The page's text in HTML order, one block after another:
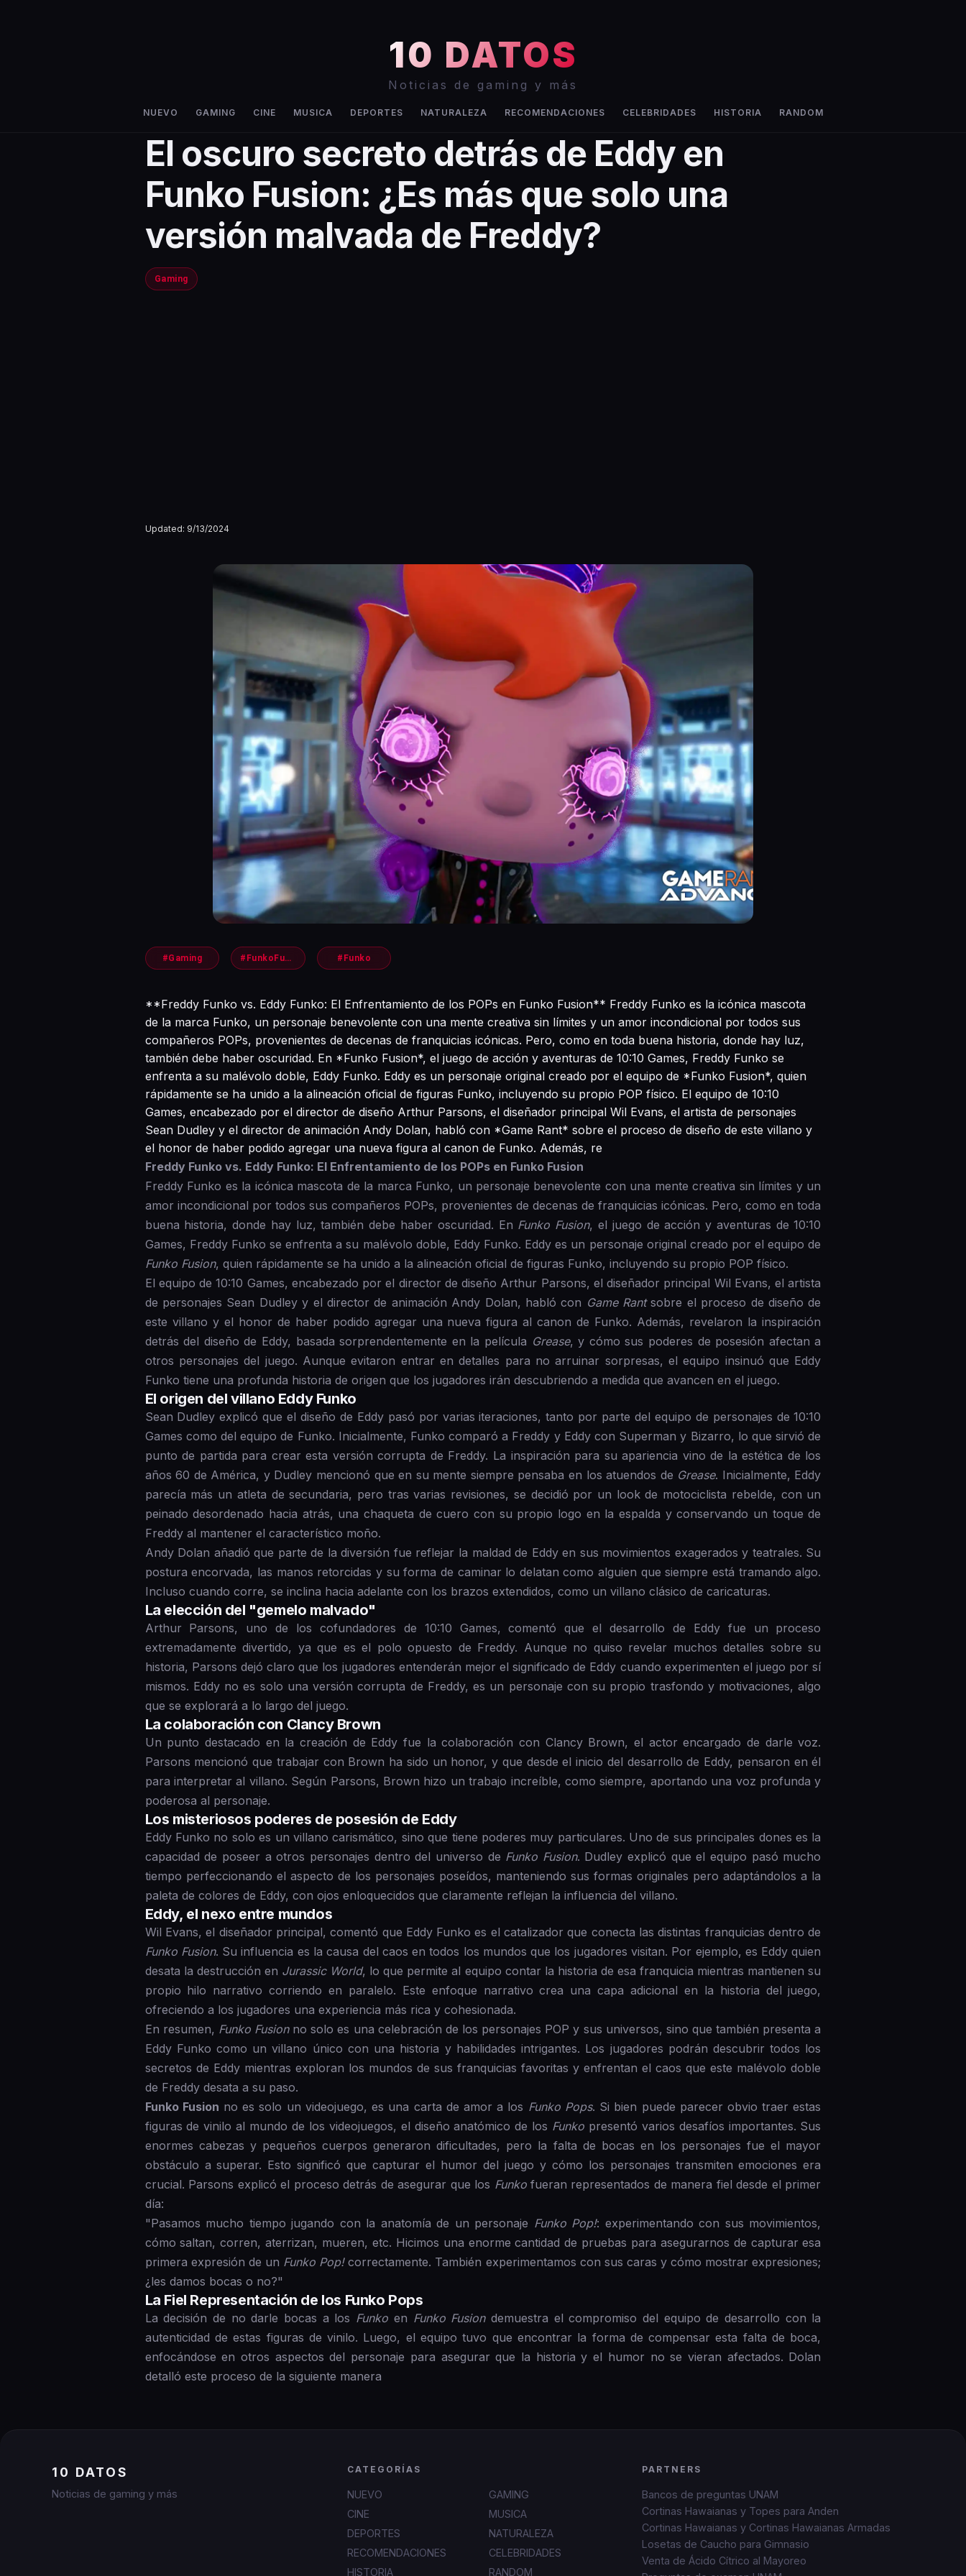
10 DATOS
Noticias de gaming y más
NUEVO GAMING CINE MUSICA DEPORTES NATURALEZA RECOMENDACIONES CELEBRIDADES HISTORIA RANDOM
El oscuro secreto detrás de Eddy en
Funko Fusion: ¿Es más que solo una
versión malvada de Freddy?
Gaming
Updated: 9/13/2024
#Gaming #FunkoFusion #Funko
**Freddy Funko vs. Eddy Funko: El Enfrentamiento de los POPs en Funko Fusion** Freddy Funko es la icónica mascota
de la marca Funko, un personaje benevolente con una mente creativa sin límites y un amor incondicional por todos sus
compañeros POPs, provenientes de decenas de franquicias icónicas. Pero, como en toda buena historia, donde hay luz,
también debe haber oscuridad. En *Funko Fusion*, el juego de acción y aventuras de 10:10 Games, Freddy Funko se
enfrenta a su malévolo doble, Eddy Funko. Eddy es un personaje original creado por el equipo de *Funko Fusion*, quien
rápidamente se ha unido a la alineación oficial de figuras Funko, incluyendo su propio POP físico. El equipo de 10:10
Games, encabezado por el director de diseño Arthur Parsons, el diseñador principal Wil Evans, el artista de personajes
Sean Dudley y el director de animación Andy Dolan, habló con *Game Rant* sobre el proceso de diseño de este villano y
el honor de haber podido agregar una nueva figura al canon de Funko. Además, re
Freddy Funko vs. Eddy Funko: El Enfrentamiento de los POPs en Funko Fusion
Freddy Funko es la icónica mascota de la marca Funko, un personaje benevolente con una mente creativa sin límites y un
amor incondicional por todos sus compañeros POPs, provenientes de decenas de franquicias icónicas. Pero, como en toda
buena historia, donde hay luz, también debe haber oscuridad. En Funko Fusion, el juego de acción y aventuras de 10:10
Games, Freddy Funko se enfrenta a su malévolo doble, Eddy Funko. Eddy es un personaje original creado por el equipo de
Funko Fusion, quien rápidamente se ha unido a la alineación oficial de figuras Funko, incluyendo su propio POP físico.
El equipo de 10:10 Games, encabezado por el director de diseño Arthur Parsons, el diseñador principal Wil Evans, el artista
de personajes Sean Dudley y el director de animación Andy Dolan, habló con Game Rantsobre el proceso de diseño de
este villano y el honor de haber podido agregar una nueva figura al canon de Funko. Además, revelaron la inspiración
detrás del diseño de Eddy, basada sorprendentemente en la película Grease, y cómo sus poderes de posesión afectan a
otros personajes del juego. Aunque evitaron entrar en detalles para no arruinar sorpresas, el equipo insinuó que Eddy
Funko tiene una profunda historia de origen que los jugadores irán descubriendo a medida que avancen en el juego.
El origen del villano Eddy Funko
Sean Dudley explicó que el diseño de Eddy pasó por varias iteraciones, tanto por parte del equipo de personajes de 10:10
Games como del equipo de Funko. Inicialmente, Funko comparó a Freddy y Eddy con Superman y Bizarro, lo que sirvió de
punto de partida para crear esta versión corrupta de Freddy. La inspiración para su apariencia vino de la estética de los
años 60 de América, y Dudley mencionó que en su mente siempre pensaba en los atuendos de Grease. Inicialmente, Eddy
parecía más un atleta de secundaria, pero tras varias revisiones, se decidió por un look de motociclista rebelde, con un
peinado desordenado hacia atrás, una chaqueta de cuero con su propio logo en la espalda y conservando un toque de
Freddy al mantener el característico moño.
Andy Dolan añadió que parte de la diversión fue reflejar la maldad de Eddy en sus movimientos exagerados y teatrales. Su
postura encorvada, las manos retorcidas y su forma de caminar lo delatan como alguien que siempre está tramando algo.
Incluso cuando corre, se inclina hacia adelante con los brazos extendidos, como un villano clásico de caricaturas.
La elección del "gemelo malvado"
Arthur Parsons, uno de los cofundadores de 10:10 Games, comentó que el desarrollo de Eddy fue un proceso
extremadamente divertido, ya que es el polo opuesto de Freddy. Aunque no quiso revelar muchos detalles sobre su
historia, Parsons dejó claro que los jugadores entenderán mejor el significado de Eddy cuando experimenten el juego por sí
mismos. Eddy no es solo una versión corrupta de Freddy, es un personaje con su propio trasfondo y motivaciones, algo
que se explorará a lo largo del juego.
La colaboración con Clancy Brown
Un punto destacado en la creación de Eddy fue la colaboración con Clancy Brown, el actor encargado de darle voz.
Parsons mencionó que trabajar con Brown ha sido un honor, y que desde el inicio del desarrollo de Eddy, pensaron en él
para interpretar al villano. Según Parsons, Brown hizo un trabajo increíble, como siempre, aportando una voz profunda y
poderosa al personaje.
Los misteriosos poderes de posesión de Eddy
Eddy Funko no solo es un villano carismático, sino que tiene poderes muy particulares. Uno de sus principales dones es la
capacidad de poseer a otros personajes dentro del universo de Funko Fusion. Dudley explicó que el equipo pasó mucho
tiempo perfeccionando el aspecto de los personajes poseídos, manteniendo sus formas originales pero adaptándolos a la
paleta de colores de Eddy, con ojos enloquecidos que claramente reflejan la influencia del villano.
Eddy, el nexo entre mundos
Wil Evans, el diseñador principal, comentó que Eddy Funko es el catalizador que conecta las distintas franquicias dentro de
Funko Fusion. Su influencia es la causa del caos en todos los mundos que los jugadores visitan. Por ejemplo, es Eddy quien
desata la destrucción en Jurassic World, lo que permite al equipo contar la historia de esa franquicia mientras mantienen su
propio hilo narrativo corriendo en paralelo. Este enfoque narrativo crea una capa adicional en la historia del juego,
ofreciendo a los jugadores una experiencia más rica y cohesionada.
En resumen, Funko Fusionno solo es una celebración de los personajes POP y sus universos, sino que también presenta a
Eddy Funko como un villano único con una historia y habilidades intrigantes. Los jugadores podrán descubrir todos los
secretos de Eddy mientras exploran los mundos de sus franquicias favoritas y enfrentan el caos que este malévolo doble
de Freddy desata a su paso.
Funko Fusion no es solo un videojuego, es una carta de amor a los Funko Pops. Si bien puede parecer obvio traer estas
figuras de vinilo al mundo de los videojuegos, el diseño anatómico de los Funko presentó varios desafíos importantes. Sus
enormes cabezas y pequeños cuerpos generaron dificultades, pero la falta de bocas en los personajes fue el mayor
obstáculo a superar. Esto significó que capturar el humor del juego y cómo los personajes transmiten emociones era
crucial. Parsons explicó el proceso detrás de asegurar que los Funkofueran representados de manera fiel desde el primer
día:
"Pasamos mucho tiempo jugando con la anatomía de un personaje Funko Pop!: experimentando con sus movimientos,
cómo saltan, corren, aterrizan, mueren, etc. Hicimos una enorme cantidad de pruebas para asegurarnos de capturar esa
primera expresión de un Funko Pop!correctamente. También experimentamos con sus caras y cómo mostrar expresiones;
¿les damos bocas o no?"
La Fiel Representación de los Funko Pops
La decisión de no darle bocas a los Funko en Funko Fusiondemuestra el compromiso del equipo de desarrollo con la
autenticidad de estas figuras de vinilo. Luego, el equipo tuvo que encontrar la forma de compensar esta falta de boca,
enfocándose en otros aspectos del personaje para asegurar que la historia y el humor no se vieran afectados. Dolan
detalló este proceso de la siguiente manera
10 DATOS
Noticias de gaming y más
CATEGORÍAS
NUEVO
GAMING
CINE
MUSICA
DEPORTES
NATURALEZA
RECOMENDACIONES
CELEBRIDADES
HISTORIA
RANDOM
PARTNERS
Bancos de preguntas UNAM
Cortinas Hawaianas y Topes para Anden
Cortinas Hawaianas y Cortinas Hawaianas Armadas
Losetas de Caucho para Gimnasio
Venta de Ácido Cítrico al Mayoreo